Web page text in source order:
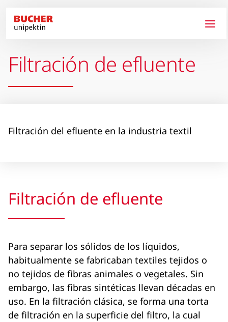
Filtración de efluente
Filtración del efluente en la industria textil
Filtración de efluente
Para separar los sólidos de los líquidos,
habitualmente se fabricaban textiles tejidos o
no tejidos de fibras animales o vegetales. Sin
embargo, las fibras sintéticas llevan décadas en
uso. En la filtración clásica, se forma una torta
de filtración en la superficie del filtro, la cual